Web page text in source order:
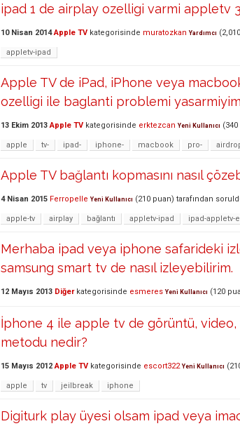
ipad 1 de airplay ozelligi varmi appletv 3
10 Nisan 2014 Apple TV kategorisinde muratozkan Yardımcı (2,010
appletv-ipad
Apple TV de iPad, iPhone veya
ozelligi ile baglanti problemi
13 Ekim 2013 Apple TV kategorisinde erktezcan Yeni Kullanıcı (340
apple tv- ipad- iphone- macbook pro-
Apple TV bağlantı kopmasını nasıl
4 Nisan 2015 Ferropelle Yeni Kullanıcı (210 puan) tarafından
apple-tv airplay bağlantı appletv-ipad ipad-appletv-
Merhaba ipad veya iphone safarideki
samsung smart tv de nasıl izleyebilirim.
12 Mayıs 2013 Diğerkategorisinde esmeres Yeni Kullanıcı (120
İphone 4 ile apple tv de görüntü, video,
metodu nedir?
15 Mayıs 2012 Apple TV kategorisinde escort322 Yeni Kullanıcı (
apple tv jeilbreak iphone
Digiturk play üyesi olsam ipad veya